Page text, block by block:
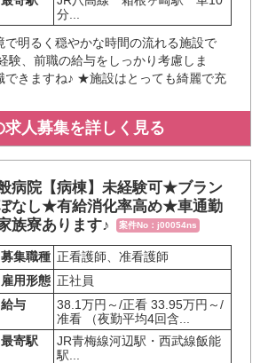
分...
明るく穏やかな時間の流れる施設で
験、前職の給与をしっかり考慮しま
できますね♪ ★施設はとっても綺麗で充
求人募集を詳しく見る
病院【病棟】未経験可★ブラン
なし★有給消化率高め★車通勤
族寮あります♪
案件No：j00054ns
募集職種 正看護師、准看護師
雇用形態 正社員
給与
38.1万円～/正看 33.95万円～/
准看 （夜勤平均4回含...
最寄駅
JR青梅線河辺駅・西武線飯能
駅...